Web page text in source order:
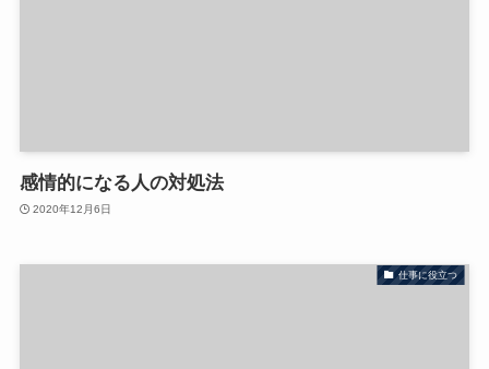
感情的になる人の対処法
2020年12月6日
仕事に役立つ